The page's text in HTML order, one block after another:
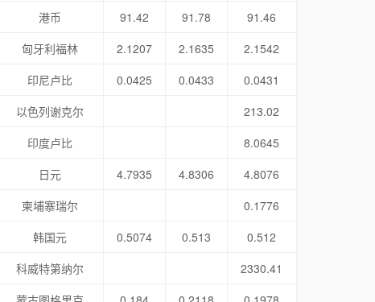
港币
91.42 91.78
91.46
匈牙利福林
2.1207 2.1635
2.1542
印尼卢比
0.0425 0.0433
0.0431
以色列谢克尔
213.02
印度卢比
8.0645
日元
4.7935 4.8306
4.8076
柬埔寨瑞尔
0.1776
韩国元
0.5074 0.513
0.512
科威特第纳尔
2330.41